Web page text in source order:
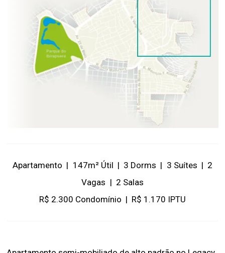
Apartamento | 147m² Útil | 3 Dorms | 3 Suítes | 2
Vagas | 2 Salas
R$ 2.300 Condomínio | R$ 1.170 IPTU